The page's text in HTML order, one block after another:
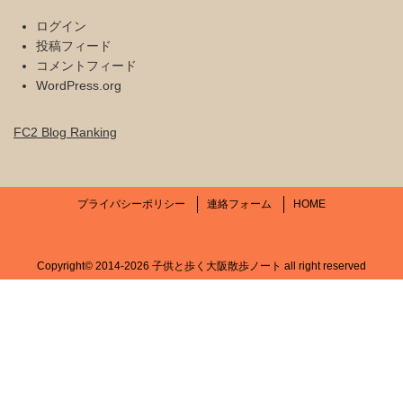
ログイン
投稿フィード
コメントフィード
WordPress.org
FC2 Blog Ranking
プライバシーポリシー 連絡フォーム HOME
Copyright© 2014-2026 子供と歩く大阪散歩ノート all right reserved